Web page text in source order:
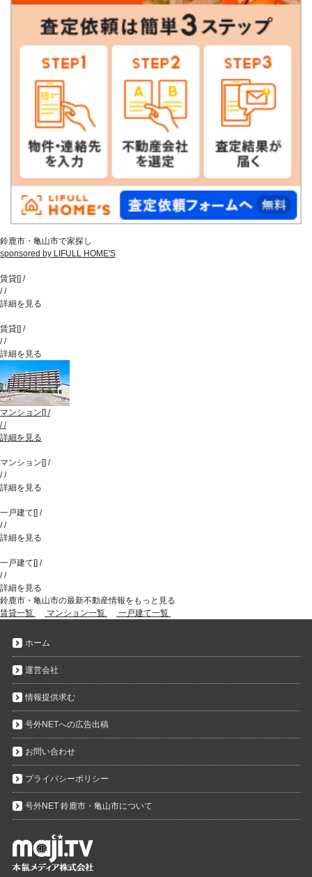
鈴鹿市・亀山市で家探し
sponsored by LIFULL HOME'S
賃貸[] /
//
詳細を見る
賃貸[] /
//
詳細を見る
マンション [] /
//
詳細を見る
マンション [] /
//
詳細を見る
一戸建て [] /
//
詳細を見る
一戸建て [] /
//
詳細を見る
鈴鹿市・亀山市の最新不動産情報をもっと見る
賃貸一覧
マンション一覧 一戸建て一覧
ホーム
運営会社
情報提供求む
号外NETへの広告出稿
お問い合わせ
プライバシーポリシー
号外NET 鈴鹿市・亀山市について